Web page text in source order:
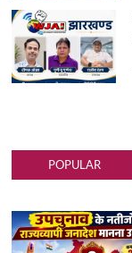
POPULAR